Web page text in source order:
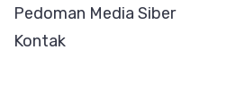
Pedoman Media Siber
Kontak